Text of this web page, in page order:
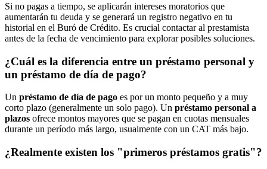
Si no pagas a tiempo, se aplicarán intereses moratorios que
aumentarán tu deuda y se generará un registro negativo en tu
historial en el Buró de Crédito. Es crucial contactar al prestamista
antes de la fecha de vencimiento para explorar posibles soluciones.
¿Cuál es la diferencia entre un préstamo personal y
un préstamo de día de pago?
Un préstamo de día de pago es por un monto pequeño y a muy
corto plazo (generalmente un solo pago). Un préstamo personal a
plazos ofrece montos mayores que se pagan en cuotas mensuales
durante un período más largo, usualmente con un CAT más bajo.
¿Realmente existen los "primeros préstamos gratis"?